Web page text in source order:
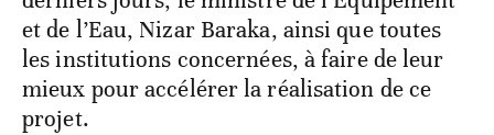
et de l’Eau, Nizar Baraka, ainsi que toutes
les institutions concernées, à faire de leur
mieux pour accélérer la réalisation de ce
projet.